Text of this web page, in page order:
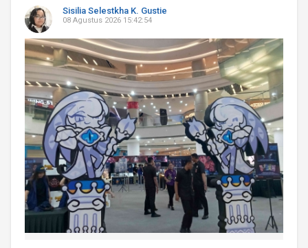
Sisilia Selestkha K. Gustie
08 Agustus 2026 15:42:54